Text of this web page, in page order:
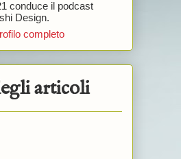
conduce il podcast
Design.
completo
articoli